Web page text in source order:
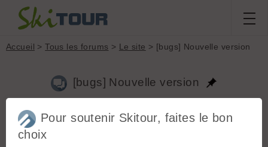
Accueil >Tous les forums > Le site > [bugs] Nouvelle version
[bugs] Nouvelle version
Aller à la page :
Pour soutenir Skitour, faites le bon
choix